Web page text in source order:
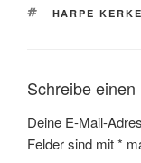
HARPE
Schreibe
Deine E-Mail-
Felder sind mit*